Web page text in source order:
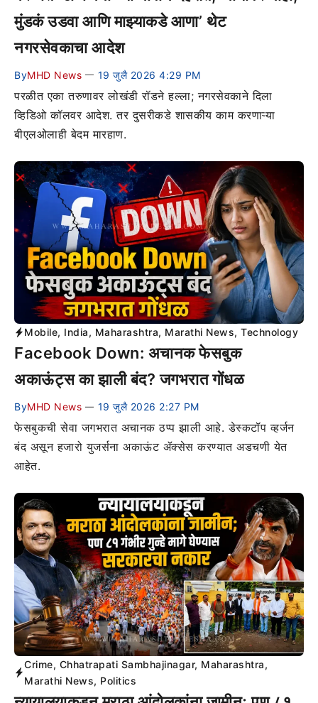
मुंडकं उडवा आणि माझ्याकडे आणा’ थेट
नगरसेवकाचा आदेश
ByMHD News — 19 जुलै 2026 4:29 PM
परळीत एका तरुणावर लोखंडी रॉडने हल्ला; नगरसेवकाने दिला
व्हिडिओ कॉलवर आदेश. तर दुसरीकडे शासकीय काम करणाऱ्या
बीएलओलाही बेदम मारहाण.
Mobile, India, Maharashtra, Marathi News, Technology
Facebook Down: अचानक फेसबुक
अकाऊंट्स का झाली बंद? जगभरात गोंधळ
ByMHD News — 19 जुलै 2026 2:27 PM
फेसबुकची सेवा जगभरात अचानक ठप्प झाली आहे. डेस्कटॉप व्हर्जन
बंद असून हजारो युजर्सना अकाऊंट ॲक्सेस करण्यात अडचणी येत
आहेत.
Crime, Chhatrapati Sambhajinagar, Maharashtra,
Marathi News, Politics